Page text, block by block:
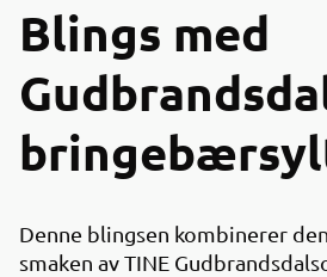
Blings med
Denne blingsen kombinerer
smaken av TINE